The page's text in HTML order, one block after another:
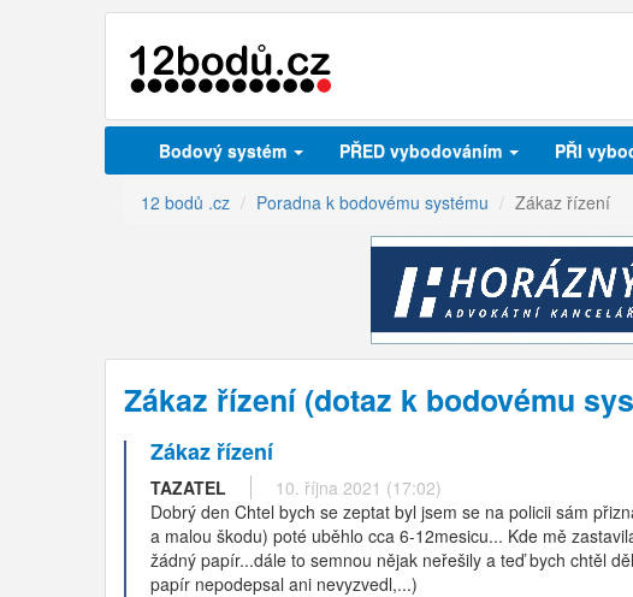
Bodový systém PŘED vybodováním PŘI
12 bodů .cz Poradna k bodovému systému Zákaz řízení
Zákaz řízení (dotaz k bodovému
Zákaz řízení
TAZATEL
10. října 2021 (17:02)
Dobrý den Chtel bych se zeptat byl jsem se na policii sám
a malou škodu) poté uběhlo cca 6-12mesicu... Kde mě
žádný papír...dále to semnou nějak neřešily a teď bych chtěl
papír nepodepsal ani nevyzvedl,...)